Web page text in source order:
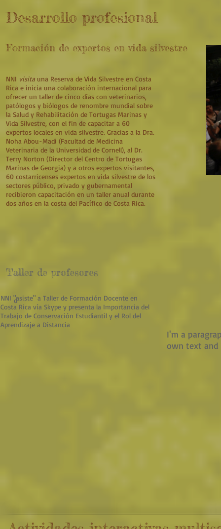
Desarrollo profesional
Formación de expertos en vida silvestre
NNI visita una Reserva de Vida Silvestre en Costa
Rica e inicia una colaboración internacional para
ofrecer un taller de cinco días con veterinarios,
patólogos y biólogos de renombre mundial sobre
la Salud y Rehabilitación de Tortugas Marinas y
Vida Silvestre, con el fin de capacitar a 60
expertos locales en vida silvestre. Gracias a la Dra.
Noha Abou-Madi (Facultad de Medicina
Veterinaria de la Universidad de Cornell), al Dr.
Terry Norton (Director del Centro de Tortugas
Marinas de Georgia) y a otros expertos visitantes,
60 costarricenses expertos en vida silvestre de los
sectores público, privado y gubernamental
recibieron capacitación en un taller anual durante
dos años en la costa del Pacífico de Costa Rica.
Taller de profesores
NNI "asiste" a Taller de Formación Docente en
Costa Rica vía Skype y presenta la Importancia del
Trabajo de Conservación Estudiantil y el Rol del
Aprendizaje a Distancia
d
I'm a
own text and